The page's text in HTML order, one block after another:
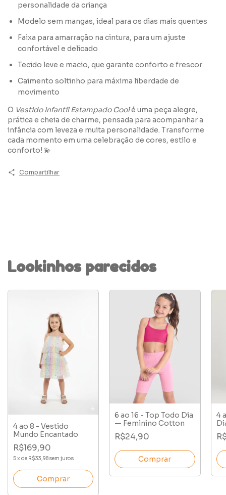
personalidade da criança
Modelo sem mangas, ideal para os dias mais quentes
Faixa para amarração na cintura, para um ajuste
confortável e delicado
Tecido leve e macio, que garante conforto e frescor
Caimento soltinho para máxima liberdade de
movimento
O Vestido Infantil Estampado Coolé uma peça alegre,
prática e cheia de charme, pensada para acompanhar a
infância com leveza e muita personalidade. Transforme
cada momento em uma celebração de cores, estilo e
conforto! 💫
Compartilhar
Lookinhos parecidos
4 ao 8 - Vestido
Mundo Encantado
R$169,90
5x de R$33,98sem juros
Comprar
6 ao 16 - Top Todo Dia
— Feminino Cotton
R$24,90
Comprar
4